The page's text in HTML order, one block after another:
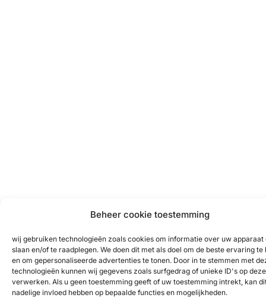
Beheer cookie toestemming
wij gebruiken technologieën zoals cookies om informatie over uw apparaat
slaan en/of te raadplegen. We doen dit met als doel om de beste ervaring te
en om gepersonaliseerde advertenties te tonen. Door in te stemmen met
technologieën kunnen wij gegevens zoals surfgedrag of unieke ID's op
verwerken. Als u geen toestemming geeft of uw toestemming intrekt, kan
nadelige invloed hebben op bepaalde functies en mogelijkheden.